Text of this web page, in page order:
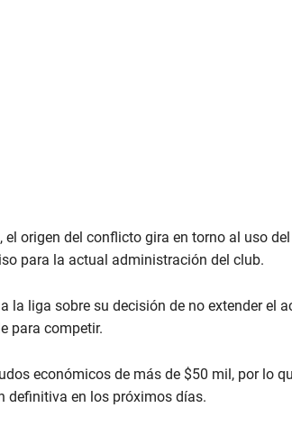
origen del conflicto gira en torno al uso
para la actual administración del club.
la liga sobre su decisión de no extender el
para competir.
económicos de más de $50 mil, por lo
definitiva en los próximos días.